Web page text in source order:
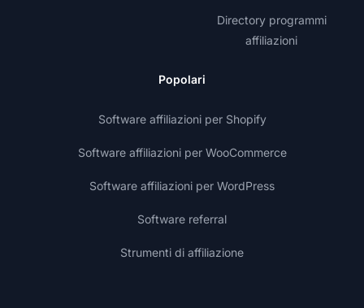
Directory programmi
affiliazioni
Popolari
Software affiliazioni per Shopify
Software affiliazioni per WooCommerce
Software affiliazioni per WordPress
Software referral
Strumenti di affiliazione